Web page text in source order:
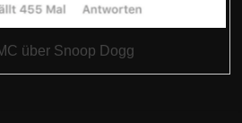
über Snoop Dogg